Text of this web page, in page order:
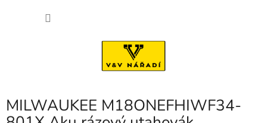
MILWAUKEE M18ONEFHIWF34-